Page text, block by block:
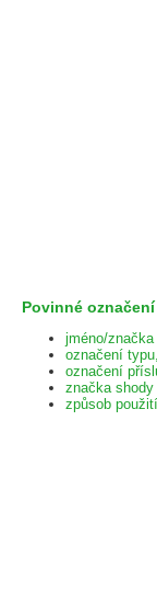
Povinné
jméno/značka
označení
označení
značka shody
způsob